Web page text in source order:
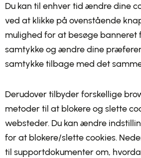
Du kan til enhver tid ændre dine
ved at klikke på ovenstående
mulighed for at besøge banneret
samtykke og ændre dine
samtykke tilbage med det
Derudover tilbyder forskellige
metoder til at blokere og slette
websteder. Du kan ændre
for at blokere/slette cookies.
til supportdokumenter om,